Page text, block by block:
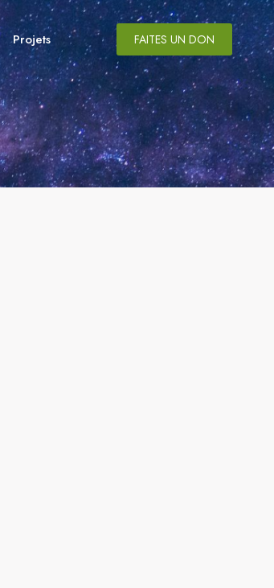
Projets FAITES UN DON